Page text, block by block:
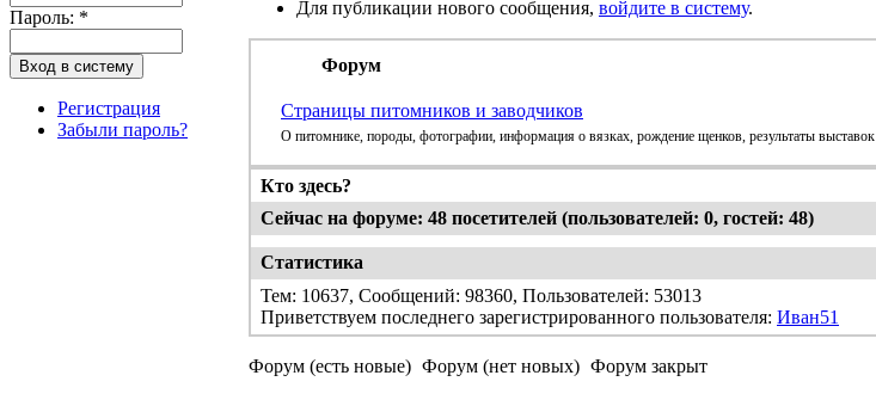
Пароль: *
Регистрация
Забыли пароль?
Для публикации нового сообщения, войдите в систему.
Форум
Страницы питомников и заводчиков
О питомнике, породы, фотографии, информация о вязках, рождение щенков, результаты выставок
Кто здесь?
Сейчас на форуме: 48 посетителей (пользователей: 0, гостей: 48)
Статистика
Тем: 10637, Сообщений: 98360, Пользователей: 53013
Приветствуем последнего зарегистрированного пользователя: Иван51
Форум (есть новые) Форум (нет новых) Форум закрыт